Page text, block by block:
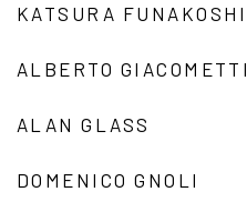
KATSURA FUNAKOSHI
ALBERTO GIACOMETTI
ALAN GLASS
DOMENICO GNOLI